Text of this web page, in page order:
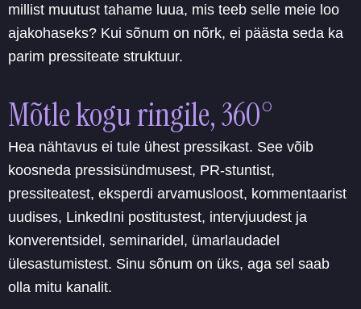
millist muutust tahame luua, mis teeb selle meie loo
ajakohaseks? Kui sõnum on nõrk, ei päästa seda ka
parim pressiteate struktuur.
Mõtle kogu ringile, 360°
Hea nähtavus ei tule ühest pressikast. See võib
koosneda pressisündmusest, PR-stuntist,
pressiteatest, eksperdi arvamusloost, kommentaarist
uudises, LinkedIni postitustest, intervjuudest ja
konverentsidel, seminaridel, ümarlaudadel
ülesastumistest. Sinu sõnum on üks, aga sel saab
olla mitu kanalit.